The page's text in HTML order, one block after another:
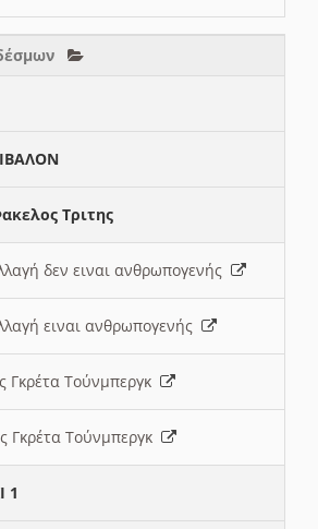
Τριτης
δεν ειναι ανθρωπογενής
ειναι ανθρωπογενής
Γκρέτα Τούνμπεργκ
Γκρέτα Τούνμπεργκ
1